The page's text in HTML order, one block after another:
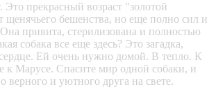
прекрасный возраст "золотой
щенячьего бешенства, но еще полно сил и
привита, стерилизована и полностью
собака все еще здесь? Это загадка,
сердце. Ей очень нужно домой. В тепло. К
к Марусе. Спасите мир одной собаки, и
верного и уютного друга на свете.